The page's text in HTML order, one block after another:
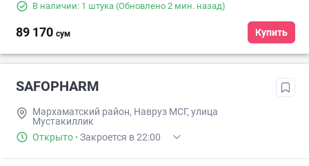
В наличии: 1 штука (Обновлено 2 мин. назад)
89 170 сум Купить
SAFOPHARM
Мархаматский район, Навруз МСГ, улица
Мустакиллик
Открыто · Закроется в 22:00